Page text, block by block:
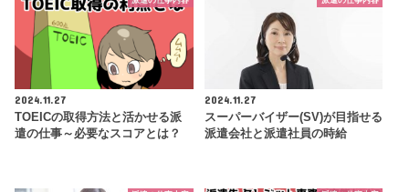
2024.11.27
TOEICの取得方法と活かせる派
遣の仕事～必要なスコアとは？
2024.11.27
スーパーバイザー(SV)が目指せる
派遣会社と派遣社員の時給